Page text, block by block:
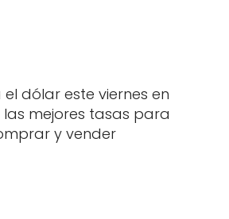
el dólar este viernes en
las mejores tasas para
y vender